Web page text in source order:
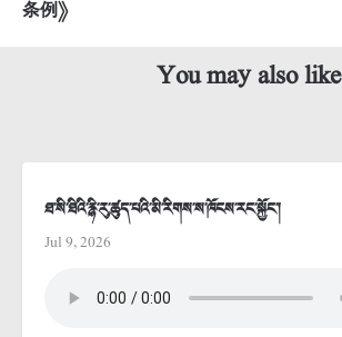
条例》
You may also like
ཐ་སི་ཐིའི་རྙི་རུ་ཚུད་པའི་མི་རིགས་ས་ཁོངས་རང་སྐྱོང་།
Jul 9, 2026